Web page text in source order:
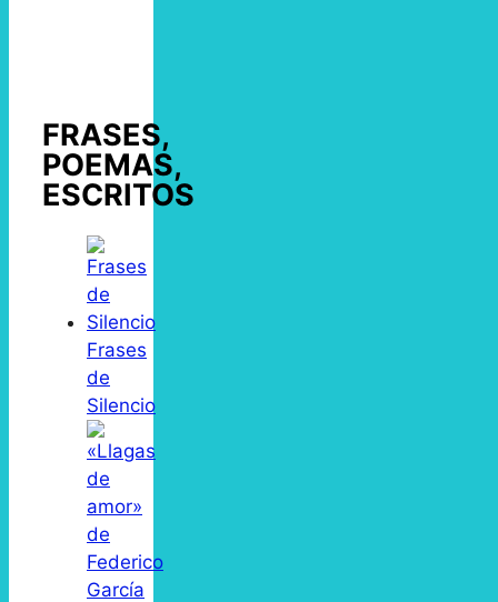
FRASES,
POEMAS,
ESCRITOS
Frases
de
Silencio